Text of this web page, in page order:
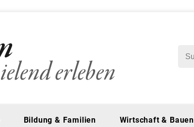
Bildung & Familien Wirtschaft & Bauen